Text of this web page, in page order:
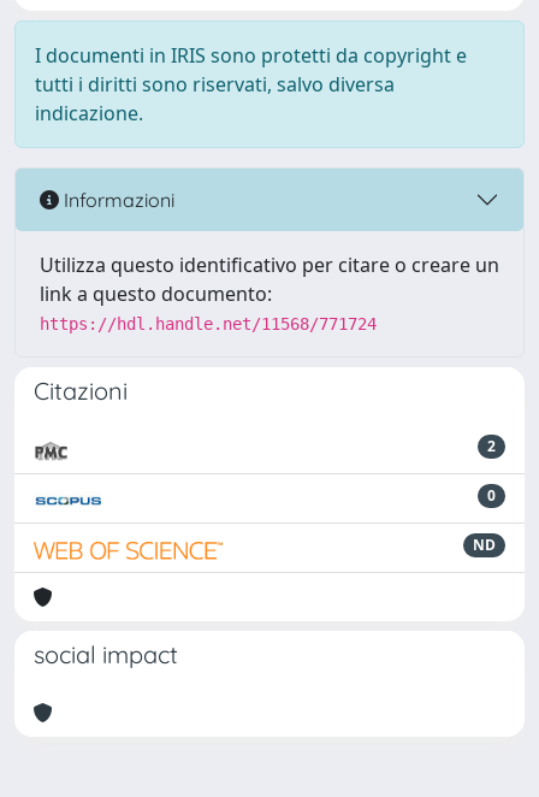
I documenti in IRIS sono protetti da copyright e
tutti i diritti sono riservati, salvo diversa
indicazione.
Informazioni
Utilizza questo identificativo per citare o creare un
link a questo documento:
https://hdl.handle.net/11568/771724
Citazioni
2
0
ND
social impact